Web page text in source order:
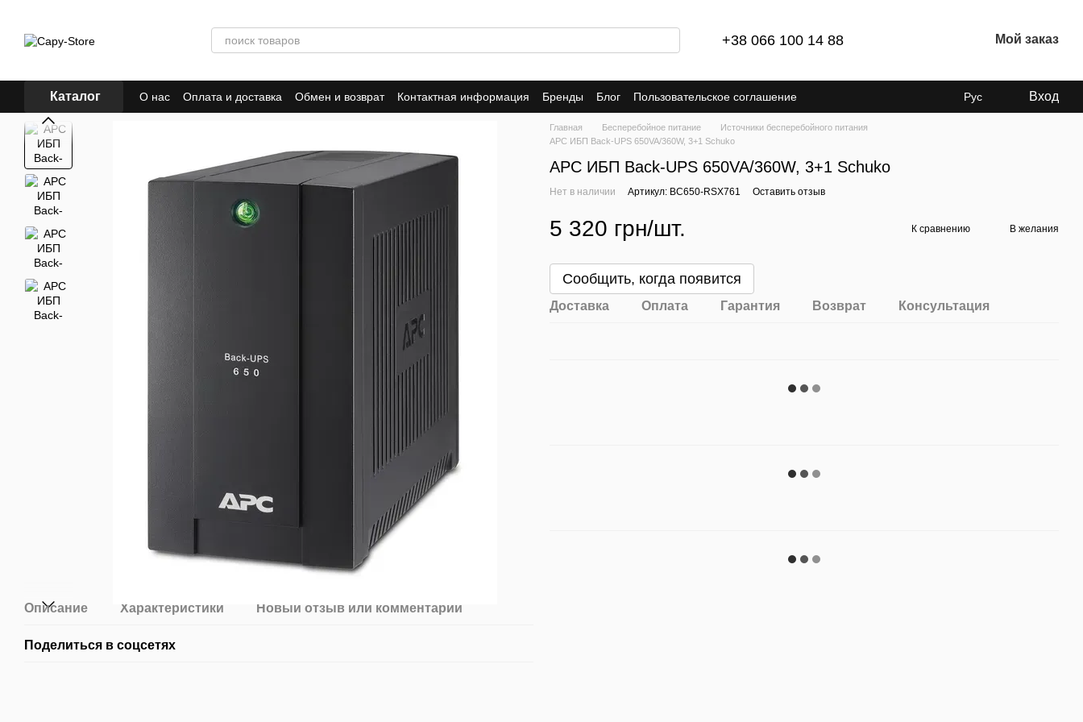
+38 066 100 14 88 Мой заказ
Каталог О нас Оплата и доставка Обмен и возврат Контактная информация Бренды Блог
Пользовательское соглашение
Договор публичной оферты
Отзывы о магазине
Рус Вход
Описание Характеристики Новый отзыв или комментарий
Поделиться в соцсетях
Главная Бесперебойное питание
Источники бесперебойного питания
APC ИБП Back-UPS 650VA/360W, 3+1 Schuko
APC ИБП Back-UPS 650VA/360W, 3+1 Schuko
Нет в наличии Артикул: BC650-RSX761 Оставить отзыв
5 320 грн/шт. К сравнению В желания
Сообщить, когда появится
Доставка Оплата Гарантия Возврат Консультация